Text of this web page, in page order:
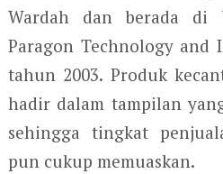
Wardah dan berada di
Paragon Technology and
tahun 2003. Produk
hadir dalam tampilan
sehingga tingkat
pun cukup memuaskan.